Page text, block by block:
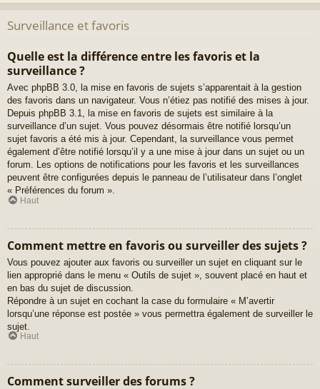
Surveillance et favoris
Quelle est la différence entre les favoris et la
surveillance ?
Avec phpBB 3.0, la mise en favoris de sujets s’apparentait à la gestion
des favoris dans un navigateur. Vous n’étiez pas notifié des mises à jour.
Depuis phpBB 3.1, la mise en favoris de sujets est similaire à la
surveillance d’un sujet. Vous pouvez désormais être notifié lorsqu’un
sujet favoris a été mis à jour. Cependant, la surveillance vous permet
également d’être notifié lorsqu’il y a une mise à jour dans un sujet ou un
forum. Les options de notifications pour les favoris et les surveillances
peuvent être configurées depuis le panneau de l’utilisateur dans l’onglet
« Préférences du forum ».
Haut
Comment mettre en favoris ou surveiller des sujets ?
Vous pouvez ajouter aux favoris ou surveiller un sujet en cliquant sur le
lien approprié dans le menu « Outils de sujet », souvent placé en haut et
en bas du sujet de discussion.
Répondre à un sujet en cochant la case du formulaire « M’avertir
lorsqu’une réponse est postée » vous permettra également de surveiller le
sujet.
Haut
Comment surveiller des forums ?